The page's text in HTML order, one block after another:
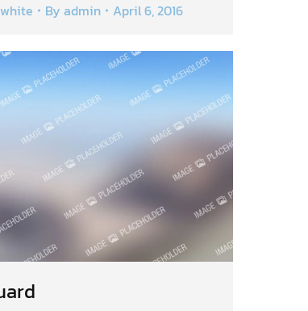
By admin April 6, 2016